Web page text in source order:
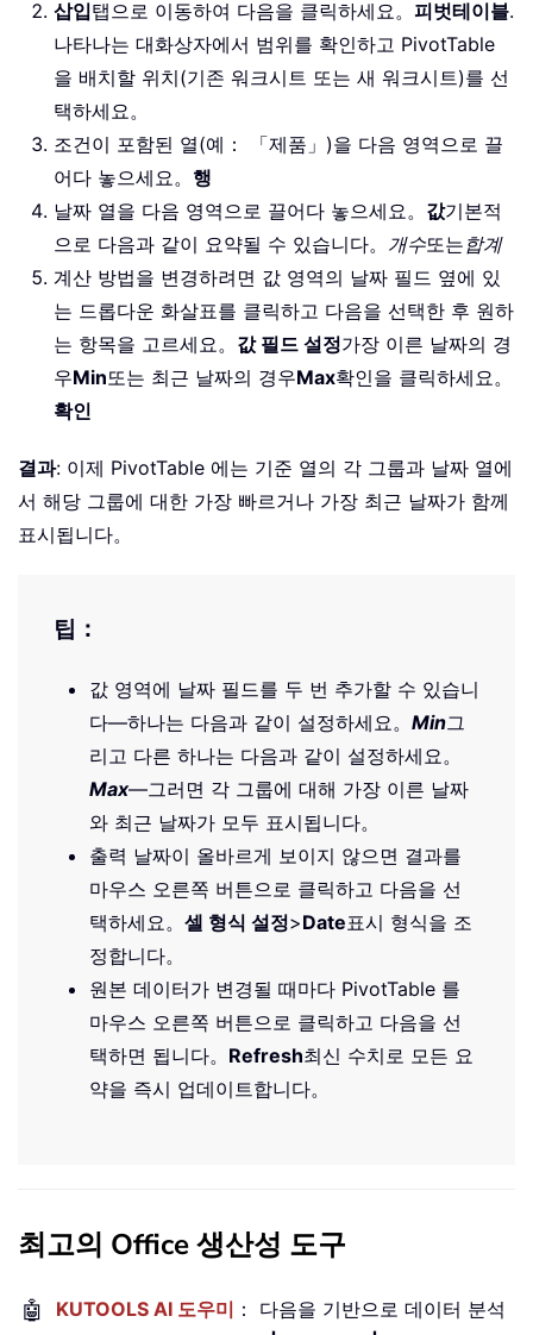
삽입탭으로 이동하여 다음을 클릭하세요。 피벗테이블.
나타나는 대화상자에서 범위를 확인하고 PivotTable
을 배치할 위치(기존 워크시트 또는 새 워크시트)를 선
택하세요。
조건이 포함된 열(예： 「제품」)을 다음 영역으로 끌
어다 놓으세요。 행
날짜 열을 다음 영역으로 끌어다 놓으세요。 값기본적
으로 다음과 같이 요약될 수 있습니다。 개수또는 합계
계산 방법을 변경하려면 값 영역의 날짜 필드 옆에 있
는 드롭다운 화살표를 클릭하고 다음을 선택한 후 원하
는 항목을 고르세요。 값 필드 설정가장 이른 날짜의 경
우Min또는 최근 날짜의 경우Max확인을 클릭하세요。
확인
결과: 이제 PivotTable 에는 기준 열의 각 그룹과 날짜 열에
서 해당 그룹에 대한 가장 빠르거나 가장 최근 날짜가 함께
표시됩니다。
팁：
값 영역에 날짜 필드를 두 번 추가할 수 있습니
다—하나는 다음과 같이 설정하세요。 Min그
리고 다른 하나는 다음과 같이 설정하세요。
Max—그러면 각 그룹에 대해 가장 이른 날짜
와 최근 날짜가 모두 표시됩니다。
출력 날짜이 올바르게 보이지 않으면 결과를
마우스 오른쪽 버튼으로 클릭하고 다음을 선
택하세요。 셀 형식 설정>Date표시 형식을 조
정합니다。
원본 데이터가 변경될 때마다 PivotTable 를
마우스 오른쪽 버튼으로 클릭하고 다음을 선
택하면 됩니다。 Refresh최신 수치로 모든 요
약을 즉시 업데이트합니다。
최고의 Office 생산성 도구
🤖 KUTOOLS AI 도우미 ： 다음을 기반으로 데이터 분석